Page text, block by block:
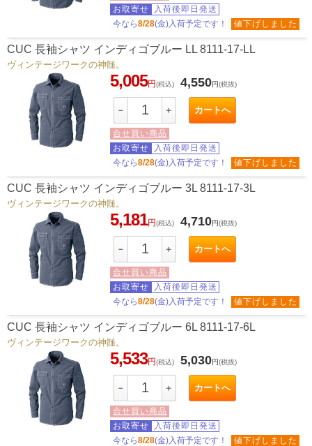
お取寄せ
入荷後即日発送
今なら8/28(金)入荷予定です！ 値下げしました
CUC 長袖シャツ インディゴブルー LL 8111-17-LL
ヴィンテージワークの神髄。
5,005円(税込) 4,550円(税抜)
－ ＋ カートへ
合せ買い商品
お取寄せ
入荷後即日発送
今なら8/28(金)入荷予定です！ 値下げしました
CUC 長袖シャツ インディゴブルー 3L 8111-17-3L
ヴィンテージワークの神髄。
5,181円(税込) 4,710円(税抜)
－ ＋ カートへ
合せ買い商品
お取寄せ
入荷後即日発送
今なら8/28(金)入荷予定です！ 値下げしました
CUC 長袖シャツ インディゴブルー 6L 8111-17-6L
ヴィンテージワークの神髄。
5,533円(税込) 5,030円(税抜)
－ ＋ カートへ
合せ買い商品
お取寄せ
入荷後即日発送
今なら8/28(金)入荷予定です！ 値下げしました